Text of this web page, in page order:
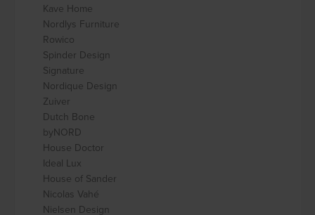
Kave Home
Nordlys Furniture
Rowico
Spinder Design
Signature
Nordique Design
Zuiver
Dutch Bone
byNORD
House Doctor
Ideal Lux
House of Sander
Nicolas Vahé
Nielsen Design